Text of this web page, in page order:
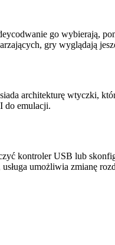
go wybierają,
gry wyglądają
architekturę wtyczki,
do emulacji.
kontroler USB lub
usługa umożliwia zmianę